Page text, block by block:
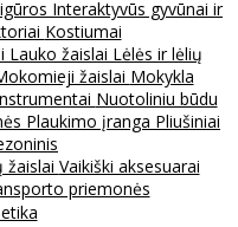
Interaktyvūs gyvūnai ir
Kostiumai
Lauko žaislai Lėlės ir lėlių
žaislai Mokykla
Nuotoliniu būdu
Plaukimo įranga Pliušiniai
žaislai Vaikiški aksesuarai
priemonės